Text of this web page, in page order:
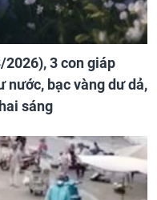
3 con giáp
nước, bạc vàng dư dả,
sáng